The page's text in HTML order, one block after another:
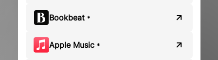
Bookbeat *
Apple Music *